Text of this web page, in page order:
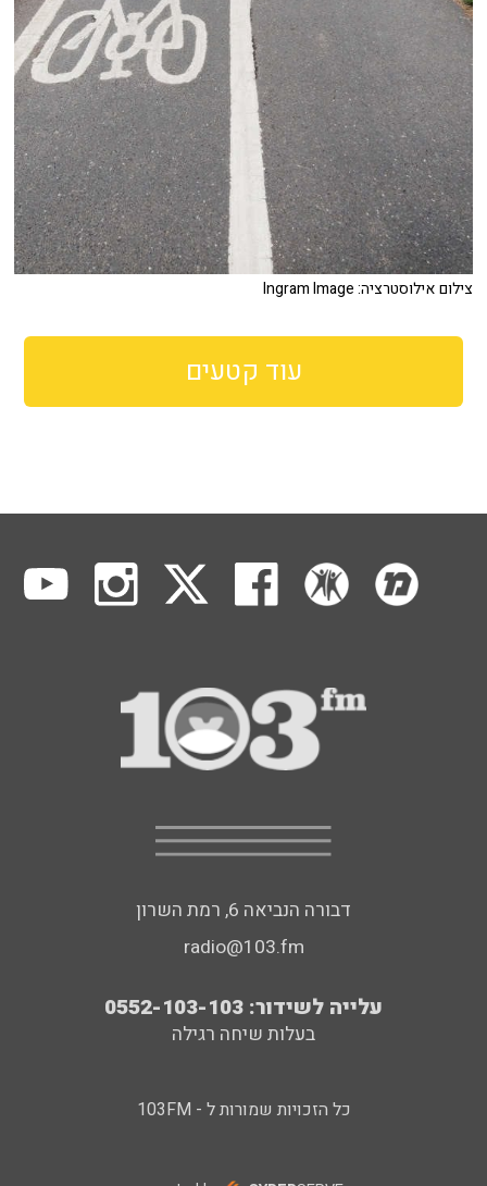
צילום אילוסטרציה: Ingram Image
עוד קטעים
דבורה הנביאה 6, רמת השרון
radio@103.fm
עלייה לשידור: 0552-103-103
בעלות שיחה רגילה
כל הזכויות שמורות ל - 103FM